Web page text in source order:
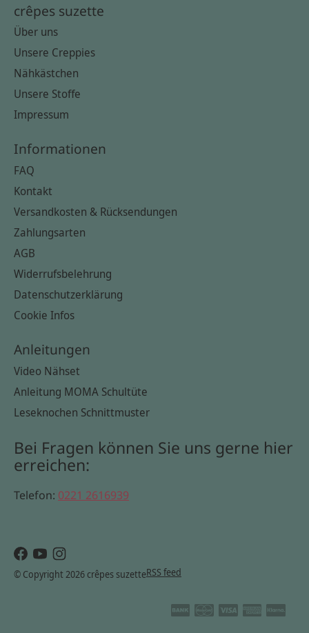
crêpes suzette
Über uns
Unsere Creppies
Nähkästchen
Unsere Stoffe
Impressum
Informationen
FAQ
Kontakt
Versandkosten & Rücksendungen
Zahlungsarten
AGB
Widerrufsbelehrung
Datenschutzerklärung
Cookie Infos
Anleitungen
Video Nähset
Anleitung MOMA Schultüte
Leseknochen Schnittmuster
Bei Fragen können Sie uns gerne hier
erreichen:
Telefon: 0221 2616939
© Copyright 2026 crêpes suzetteRSS feed